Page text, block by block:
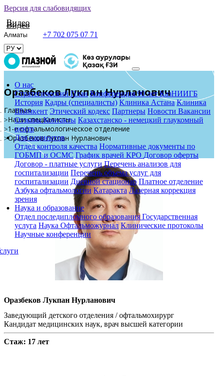
Версия для слабовидящих
Видео
Видео
+7 702 075 07 71
О нас
Стратегический План Конференция 90 лет КазНИИГБ
История Кадры (специалисты) Клиника Астана Клиника
Шымкент Этический кодекс Партнеры Новости Вакансии
ОтзывыКонтакты Казахстанско - немецкий глаукомный
центр
Для пациентов
Отдел контроля качества Нормативные документы по
ГОБМП и ОСМС График врачей КРО Договор оферты
Договор - платные услуги Перечень анализов для
госпитализации Перечень объема услуг для
госпитализации Дневной стационар Платное отделение
Азбука офтальмологии Катаракта Лазерная коррекция
зрения
Наука и образование
Отдел последипломного образованияГосударственная
услуга Наука Офтальможурнал Клинические протоколы
Научные конференции
Оразбеков Лукпан Нурланович
Главная
Наши специалисты
1-е офтальмологическое отделение
Оразбеков Лукпан Нурланович
Оразбеков Лукпан Нурланович
Заведующий детского отделения / офтальмохирург
Кандидат медицинских наук, врач высшей категории
Стаж: 17 лет